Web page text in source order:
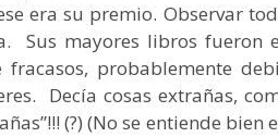
era su premio. Observar
Sus mayores libros fueron
probablemente
Decía cosas extrañas,
(?) (No se entiende